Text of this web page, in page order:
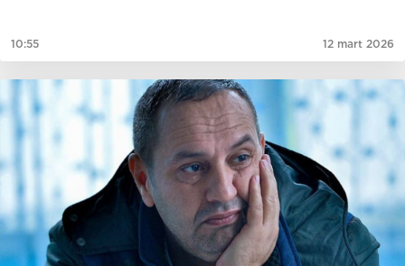
10:55 12 mart 2026